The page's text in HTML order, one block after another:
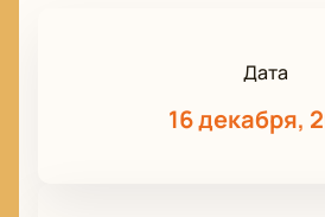
Дата
16 декабря,